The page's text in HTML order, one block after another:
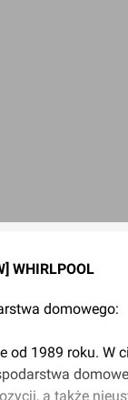
WHIRLPOOL
domowego:
od 1989 roku.
a także